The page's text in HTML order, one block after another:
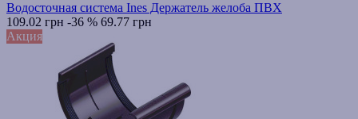
Водосточная система Ines Держатель желоба ПВХ
109.02 грн -36 % 69.77 грн
Акция